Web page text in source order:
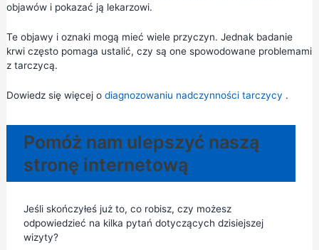
objawów i pokazać ją lekarzowi.
Te objawy i oznaki mogą mieć wiele przyczyn. Jednak badanie
krwi często pomaga ustalić, czy są one spowodowane problemami
z tarczycą.
Dowiedz się więcej o diagnozowaniu nadczynności tarczycy .
Pomóż nam ulepszyć naszą
stronę internetową
Jeśli skończyłeś już to, co robisz, czy możesz
odpowiedzieć na kilka pytań dotyczących dzisiejszej
wizyty?